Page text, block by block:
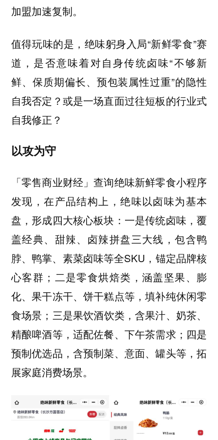
加盟加速复制。
值得玩味的是，绝味躬身入局“新鲜零食”赛
道，是否意味着对自身传统卤味“不够新
鲜、保质期偏长、预包装属性过重”的隐性
自我否定？或是一场直面过往短板的行业式
自我修正？
以攻为守
「零售商业财经」查询绝味新鲜零食小程序
发现，在产品结构上，绝味以卤味为基本
盘，形成四大核心板块：一是传统卤味，覆
盖经典、甜辣、卤辣拼盘三大线，包含鸭
脖、鸭掌、素菜卤味等全SKU，锚定品牌核
心客群；二是零食烘焙类，涵盖坚果、膨
化、果干冻干、饼干糕点等，填补纯休闲零
食场景；三是果饮酒饮类，含果汁、奶茶、
精酿啤酒等，适配佐餐、下午茶需求；四是
预制优选品，含预制菜、意面、罐头等，拓
展家庭消费场景。